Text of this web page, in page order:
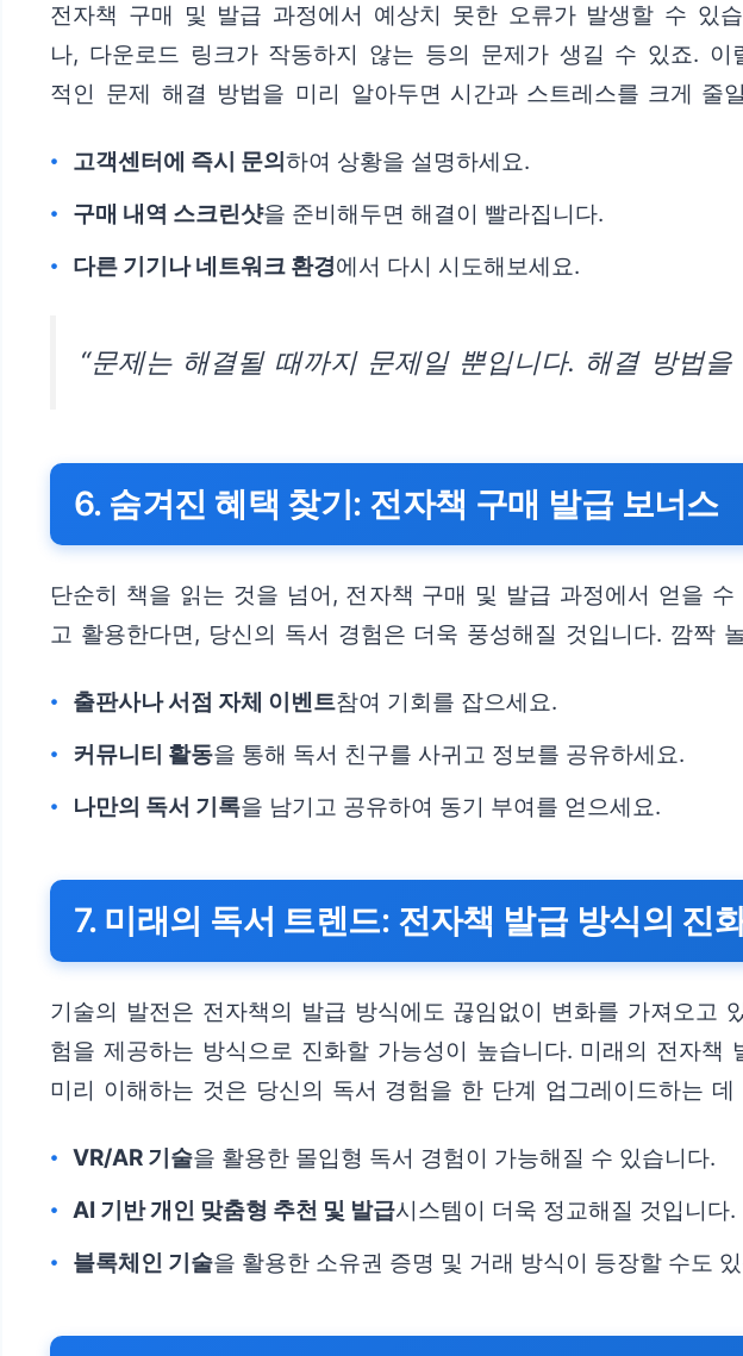
전자책 구매 및 발급 과정에서 예상치 못한 오류가 발생할 수 있
나, 다운로드 링크가 작동하지 않는 등의 문제가 생길 수 있죠.
적인 문제 해결 방법을 미리 알아두면 시간과 스트레스를 크게 줄
고객센터에 즉시 문의하여 상황을 설명하세요.
구매 내역 스크린샷을 준비해두면 해결이 빨라집니다.
다른 기기나 네트워크 환경에서 다시 시도해보세요.
“문제는 해결될 때까지 문제일 뿐입니다. 해결 방법
6. 숨겨진 혜택 찾기: 전자책 구매 발급 보너스
단순히 책을 읽는 것을 넘어, 전자책 구매 및 발급 과정에서 얻을
고 활용한다면, 당신의 독서 경험은 더욱 풍성해질 것입니다. 깜짝
출판사나 서점 자체 이벤트참여 기회를 잡으세요.
커뮤니티 활동을 통해 독서 친구를 사귀고 정보를 공유하세요.
나만의 독서 기록을 남기고 공유하여 동기 부여를 얻으세요.
7. 미래의 독서 트렌드: 전자책 발급 방식의 진
기술의 발전은 전자책의 발급 방식에도 끊임없이 변화를 가져오고
험을 제공하는 방식으로 진화할 가능성이 높습니다. 미래의 전자
미리 이해하는 것은 당신의 독서 경험을 한 단계 업그레이드하는
VR/AR 기술을 활용한 몰입형 독서 경험이 가능해질 수 있습니다.
AI 기반 개인 맞춤형 추천 및 발급시스템이 더욱 정교해질 것입니다.
블록체인 기술을 활용한 소유권 증명 및 거래 방식이 등장할 수도